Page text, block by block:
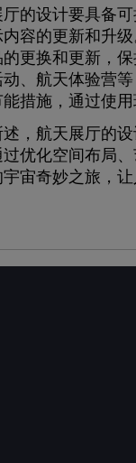
设计要具备可
容的更新和升
更换和更新，
动、航天体验营
措施，通过使
航天展厅的设
优化空间布局
宙奇妙之旅，